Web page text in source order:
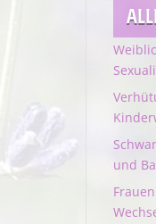
und